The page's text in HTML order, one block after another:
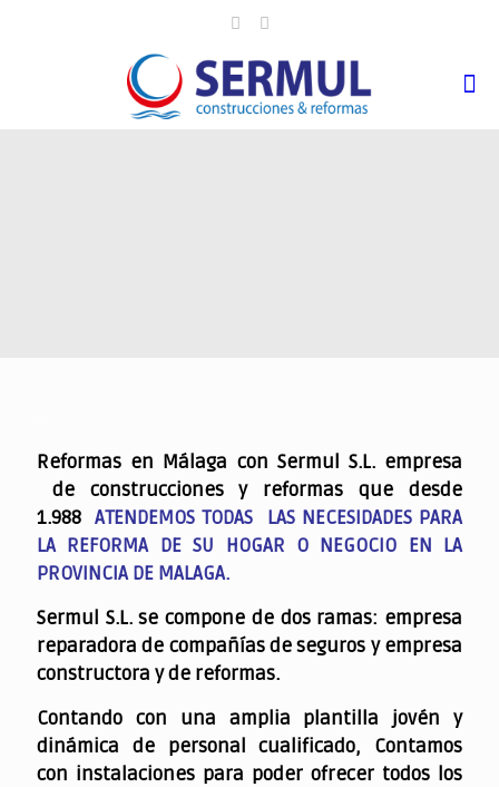
Reformas en Málaga con Sermul S.L. empresa
de construcciones y reformas que desde
1.988ATENDEMOS TODAS LAS NECESIDADES PARA
LA REFORMA DE SU HOGAR O NEGOCIO EN LA
PROVINCIA DE MALAGA.
Sermul S.L. se compone de dos ramas: empresa
reparadora de compañías de seguros y empresa
constructora y de reformas.
Contando con una amplia plantilla jovén y
dinámica de personal cualificado, Contamos
con instalaciones para poder ofrecer todos los